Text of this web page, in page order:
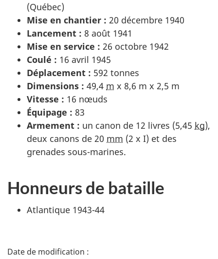
(Québec)
Mise en chantier : 20 décembre 1940
Lancement : 8 août 1941
Mise en service : 26 octobre 1942
Coulé : 16 avril 1945
Déplacement : 592 tonnes
Dimensions : 49,4 m x 8,6 m x 2,5 m
Vitesse : 16 nœuds
Équipage : 83
Armement : un canon de 12 livres (5,45 kg),
deux canons de 20 mm (2 x I) et des
grenades sous-marines.
Honneurs de bataille
Atlantique 1943-44
D